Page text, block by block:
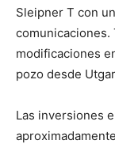
Sleipner T con
comunicaciones.
modificaciones
pozo desde
Las inversiones